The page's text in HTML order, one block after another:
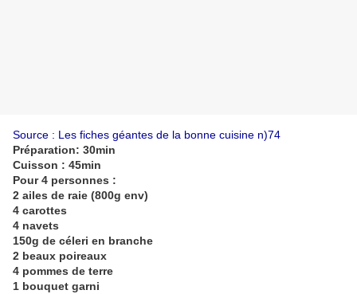
Source : Les fiches géantes de la bonne cuisine n)74
Préparation: 30min
Cuisson : 45min
Pour 4 personnes :
2 ailes de raie (800g env)
4 carottes
4 navets
150g de céleri en branche
2 beaux poireaux
4 pommes de terre
1 bouquet garni